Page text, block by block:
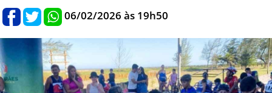
06/02/2026 às 19h50